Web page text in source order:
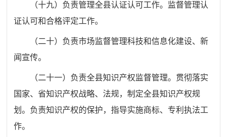
（十九）负责管理全县认证认可工作。监督管理认
证认可和合格评定工作。
（二十）负责市场监督管理科技和信息化建设、新
闻宣传。
（二十一）负责全县知识产权监督管理。贯彻落实
国家、省知识产权战略、法规，制定全县知识产权规
划。负责知识产权的保护，指导实施商标、专利执法工
作。